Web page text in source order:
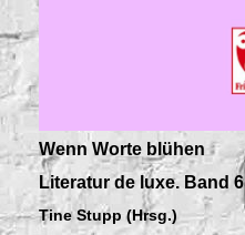
Wenn Worte blühen
Literatur de luxe. Band 6
Tine Stupp (Hrsg.)